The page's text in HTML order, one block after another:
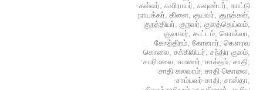
கள்ளர், கவிராயர், கவுண்டர், காட்டு
நாயக்கர், கிளை, குயவர், குருக்கள்,
குறத்தியர், குறவர், குலத்தெய்வம்,
குலாலர், கூட்டம், கொல்லா,
கோத்திரம், கோனார், கௌரவ
கொலை, சக்கிலியர், சந்திர குலம்,
சபரிமலை, சமணர், சாக்தம், சாதி,
சாதி கலவரம், சாதி கொலை,
சாம்பவர் சாதி, சாஸ்தா,